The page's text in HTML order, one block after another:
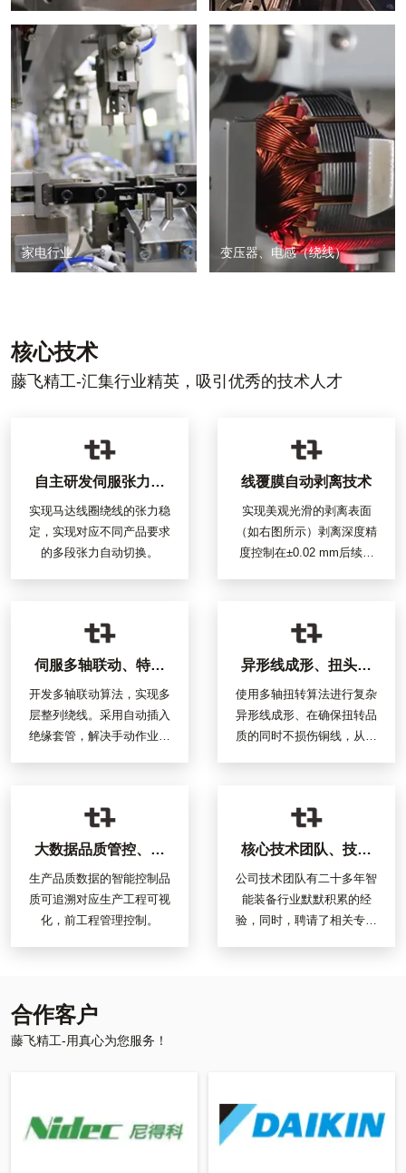
家电行业 变压器、电感（绕线）
核心技术
藤飞精工-汇集行业精英，吸引优秀的技术人才
自主研发伺服张力器
装置
实现马达线圈绕线的张力稳
定，实现对应不同产品要求
的多段张力自动切换。
线覆膜自动剥离技术
实现美观光滑的剥离表面
（如右图所示）剥离深度精
度控制在±0.02 mm后续工
伺服多轴联动、特殊
配线、线管插入技术
开发多轴联动算法，实现多
层整列绕线。采用自动插入
绝缘套管，解决手动作业难
异形线成形、扭头技
术
使用多轴扭转算法进行复杂
异形线成形、在确保扭转品
质的同时不损伤铜线，从而
大数据品质管控、追
溯系统技术
生产品质数据的智能控制品
质可追溯对应生产工程可视
化，前工程管理控制。
核心技术团队、技术
顾问
公司技术团队有二十多年智
能装备行业默默积累的经
验，同时，聘请了相关专业
合作客户
藤飞精工-用真心为您服务！